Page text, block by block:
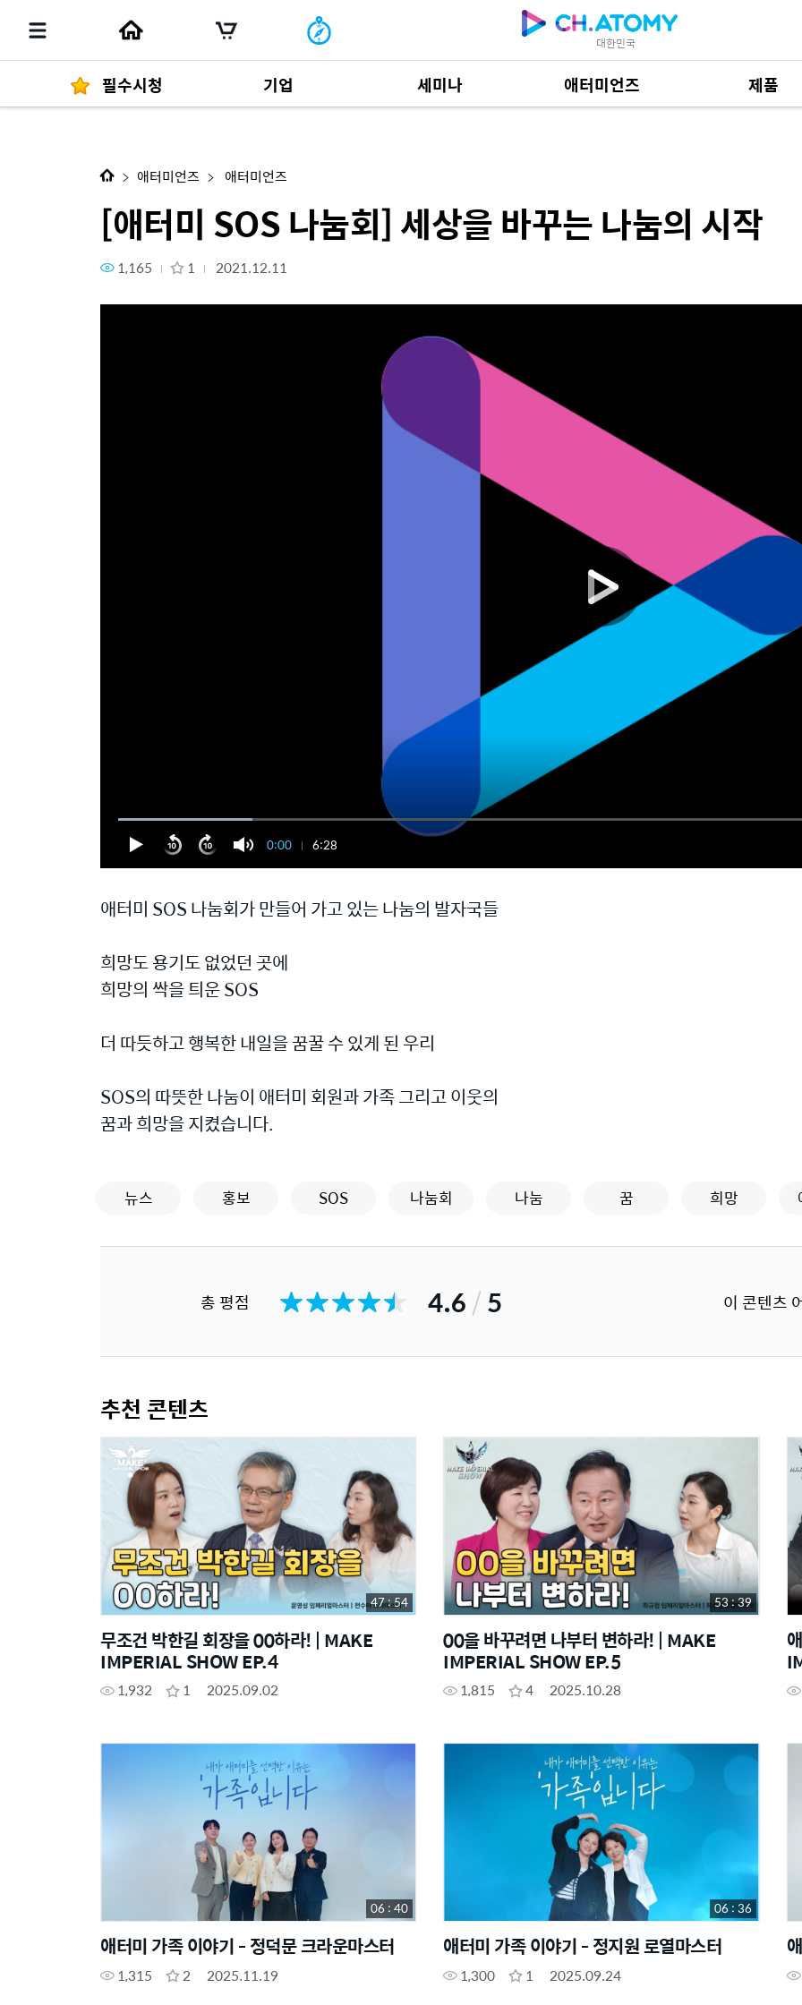
대한민국
필수시청 기업
경영자 메세지
세미나 애터미언즈 제품
제품 자료684
[애터미 SOS 나눔회] 세상을 바꾸는 나눔의 시작
다음 콘텐츠
애터미언즈 애터미언즈
[애터미 SOS 나눔회] 세상을 바꾸는 나눔의 시작
1,165 1 2021.12.11
0:00 6:28
애터미 SOS 나눔회가 만들어 가고 있는 나눔의 발자국들
희망도 용기도 없었던 곳에
희망의 싹을 틔운 SOS
더 따듯하고 행복한 내일을 꿈꿀 수 있게 된 우리
SOS의 따뜻한 나눔이 애터미 회원과 가족 그리고 이웃의
꿈과 희망을 지켰습니다.
뉴스 홍보 SOS 나눔회 나눔 꿈 희망
총 평점 4.6/5 이 콘텐츠
추천 콘텐츠
무조건 박한길 회장을 00하라! | MAKE
IMPERIAL SHOW EP.4
1,932 1 2025.09.02
47 : 54
00을 바꾸려면 나부터 변하라! | MAKE
IMPERIAL SHOW EP.5
1,815 4 2025.10.28
53 : 39
애터미 가족 이야기 - 정덕문 크라운마스터
1,315 2 2025.11.19
06 : 40
애터미 가족 이야기 - 정지원 로열마스터
1,300 1 2025.09.24
06 : 36